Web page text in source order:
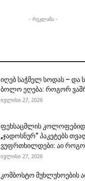
- რეკლამა -
იღებ საჭმელ სოდას – და
ბოლო ეღება: როგორ
ივლისი 27, 2026
ფეხსაცმლის
„ჯადოსნურ“ პაკეტებს
ვუფრთხილდები: აი
ივლისი 27, 2026
კომბოსტო მუხლუხოების